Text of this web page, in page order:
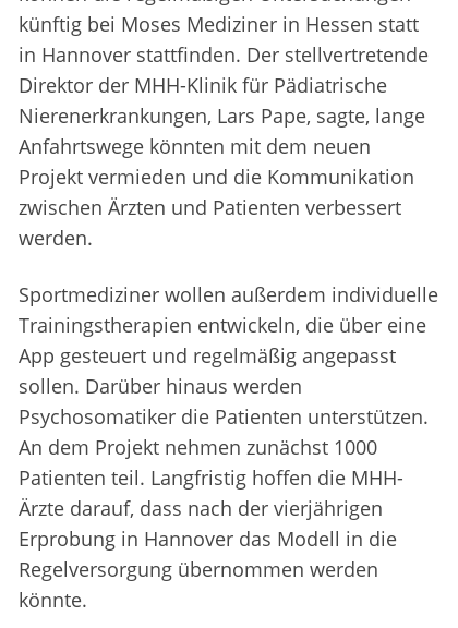
künftig bei Moses Mediziner in Hessen statt
in Hannover stattfinden. Der stellvertretende
Direktor der MHH-Klinik für Pädiatrische
Nierenerkrankungen, Lars Pape, sagte, lange
Anfahrtswege könnten mit dem neuen
Projekt vermieden und die Kommunikation
zwischen Ärzten und Patienten verbessert
werden.
Sportmediziner wollen außerdem individuelle
Trainingstherapien entwickeln, die über eine
App gesteuert und regelmäßig angepasst
sollen. Darüber hinaus werden
Psychosomatiker die Patienten unterstützen.
An dem Projekt nehmen zunächst 1000
Patienten teil. Langfristig hoffen die MHH-
Ärzte darauf, dass nach der vierjährigen
Erprobung in Hannover das Modell in die
Regelversorgung übernommen werden
könnte.